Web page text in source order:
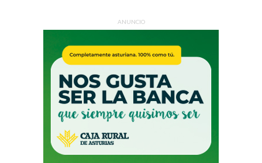
ANUNCIO